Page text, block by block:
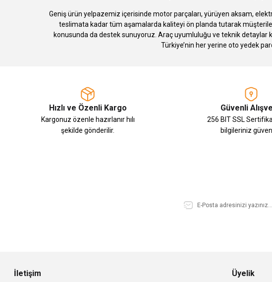
Geniş ürün yelpazemiz içerisinde motor parçaları, yürüyen aksam,
teslimata kadar tüm aşamalarda kaliteyi ön planda tutarak
konusunda da destek sunuyoruz. Araç uyumluluğu ve teknik detaylar
Türkiye’nin her yerine oto yedek
Hızlı ve Özenli Kargo
Kargonuz özenle hazırlanır hılı
şekilde gönderilir.
Güvenli
256 BIT SSL
bilgileriniz
İletişim Üyelik